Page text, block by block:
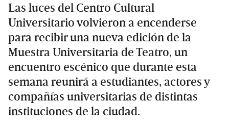
Las luces del Centro Cultural
Universitario volvieron a encenderse
para recibir una nueva edición de la
Muestra Universitaria de Teatro, un
encuentro escénico que durante esta
semana reunirá a estudiantes, actores y
compañías universitarias de distintas
instituciones de la ciudad.